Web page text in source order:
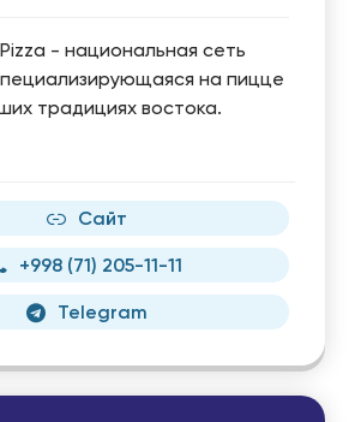
- национальная сеть
на пицце
традициях востока.
Сайт
+998 (71) 205-11-11
Telegram